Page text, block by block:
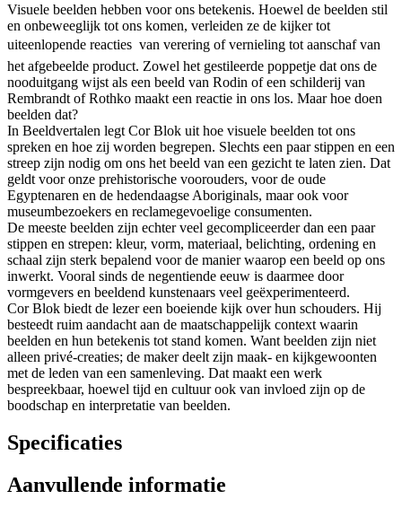
Visuele beelden hebben voor ons betekenis. Hoewel de beelden stil
en onbeweeglijk tot ons komen, verleiden ze de kijker tot
uiteenlopende reacties  van verering of vernieling tot aanschaf van
het afgebeelde product. Zowel het gestileerde poppetje dat ons de
nooduitgang wijst als een beeld van Rodin of een schilderij van
Rembrandt of Rothko maakt een reactie in ons los. Maar hoe doen
beelden dat?
In Beeldvertalen legt Cor Blok uit hoe visuele beelden tot ons
spreken en hoe zij worden begrepen. Slechts een paar stippen en een
streep zijn nodig om ons het beeld van een gezicht te laten zien. Dat
geldt voor onze prehistorische voorouders, voor de oude
Egyptenaren en de hedendaagse Aboriginals, maar ook voor
museumbezoekers en reclamegevoelige consumenten.
De meeste beelden zijn echter veel gecompliceerder dan een paar
stippen en strepen: kleur, vorm, materiaal, belichting, ordening en
schaal zijn sterk bepalend voor de manier waarop een beeld op ons
inwerkt. Vooral sinds de negentiende eeuw is daarmee door
vormgevers en beeldend kunstenaars veel geëxperimenteerd.
Cor Blok biedt de lezer een boeiende kijk over hun schouders. Hij
besteedt ruim aandacht aan de maatschappelijk context waarin
beelden en hun betekenis tot stand komen. Want beelden zijn niet
alleen privé-creaties; de maker deelt zijn maak- en kijkgewoonten
met de leden van een samenleving. Dat maakt een werk
bespreekbaar, hoewel tijd en cultuur ook van invloed zijn op de
boodschap en interpretatie van beelden.
Specificaties
Aanvullende informatie